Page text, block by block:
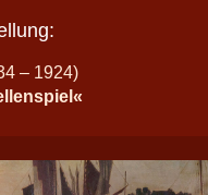
– 1924)